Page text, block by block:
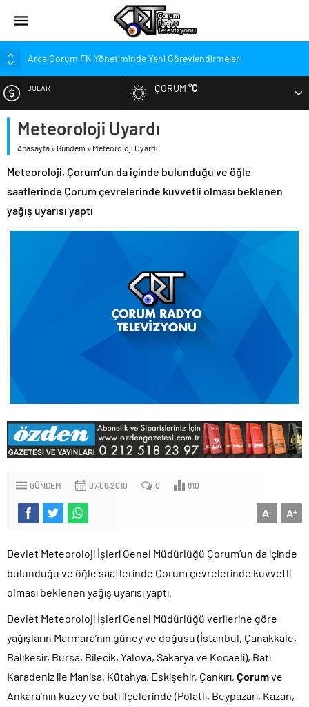
Arca Çorum FK Yönetiminde Yeni Görevlendirmeler!
Galatasaray’da Moraller Bozuk
Kırmızı-Siyahlılar, Fenerbahçe’ye Mağlup Oldu
Çorum’da Vatandaşlara Profesyonel Aile Danışmanlığı Hizmeti
Sendika Yöneticileriyle İŞKUR’da İstişare
DOLAR
EURO
BIST
ÇORUM°C
Meteoroloji Uyardı
Anasayfa »Gündem » Meteoroloji Uyardı
Meteoroloji, Çorum’un da içinde bulunduğu ve öğle
saatlerinde Çorum çevrelerinde kuvvetli olması beklenen
yağış uyarısı yaptı
GÜNDEM 07.06.2010 0 810
A+
A-
Devlet Meteoroloji İşleri Genel Müdürlüğü Çorum’un da içinde
bulunduğu ve öğle saatlerinde Çorum çevrelerinde kuvvetli
olması beklenen yağış uyarısı yaptı.
Devlet Meteoroloji İşleri Genel Müdürlüğü verilerine göre
yağışların Marmara’nın güney ve doğusu (İstanbul, Çanakkale,
Balıkesir, Bursa, Bilecik, Yalova, Sakarya ve Kocaeli), Batı
Karadeniz ile Manisa, Kütahya, Eskişehir, Çankırı, Çorumve
Ankara’nın kuzey ve batı ilçelerinde (Polatlı, Beypazarı, Kazan,